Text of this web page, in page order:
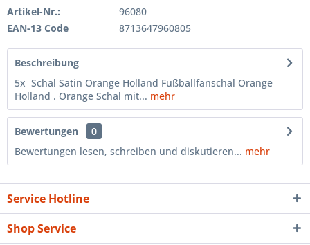
Artikel-Nr.:
96080
EAN-13 Code
8713647960805
Beschreibung
5x Schal Satin Orange Holland Fußballfanschal Orange
Holland . Orange Schal mit... mehr
Bewertungen
0
Bewertungen lesen, schreiben und diskutieren... mehr
Service Hotline
Shop Service